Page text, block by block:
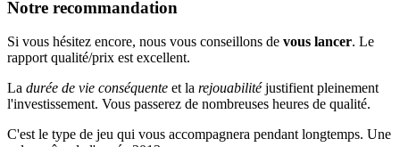
Notre recommandation
Si vous hésitez encore, nous vous conseillons de vous lancer. Le
rapport qualité/prix est excellent.
La durée de vie conséquente et la rejouabilitéjustifient pleinement
l'investissement. Vous passerez de nombreuses heures de qualité.
C'est le type de jeu qui vous accompagnera pendant longtemps. Une